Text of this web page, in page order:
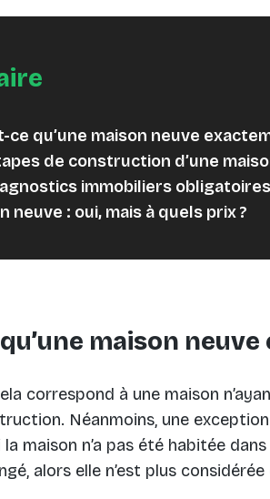
ce qu’une maison neuve
de construction d’une
immobiliers obligatoires
neuve : oui, mais à quels prix ?
qu’une maison
correspond à une maison
Néanmoins, une
maison n’a pas été habitée
alors elle n’est plus